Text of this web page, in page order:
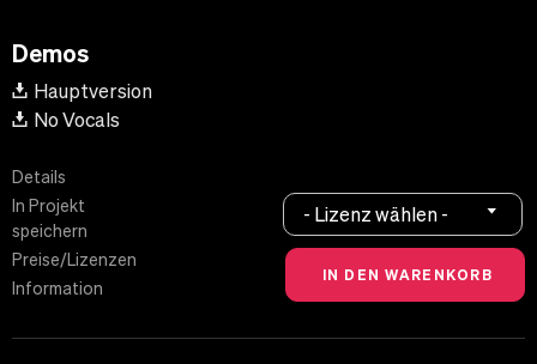
Demos
Hauptversion
No Vocals
Details
In Projekt
speichern
Preise/Lizenzen
Information
- Lizenz wählen -